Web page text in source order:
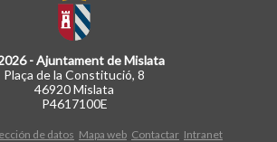
- Ajuntament de Mislata
Plaça de la Constitució, 8
46920 Mislata
P4617100E
de datos Mapa web Contactar Intranet